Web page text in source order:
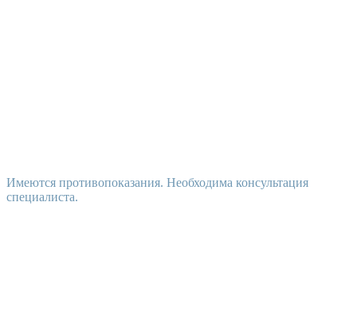
Имеются противопоказания. Необходима консультация
специалиста.